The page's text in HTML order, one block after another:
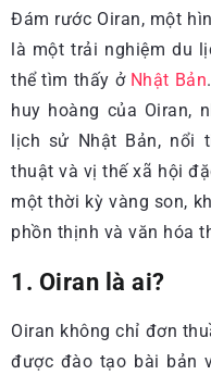
Đám rước Oiran, một
là một trải nghiệm du
thể tìm thấy ở Nhật Bản
huy hoàng của Oiran,
lịch sử Nhật Bản, nổi
thuật và vị thế xã hội
một thời kỳ vàng son,
phồn thịnh và văn hóa
1. Oiran là ai?
Oiran không chỉ đơn
được đào tạo bài bản